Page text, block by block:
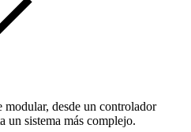
desde un controlador
un sistema más complejo.